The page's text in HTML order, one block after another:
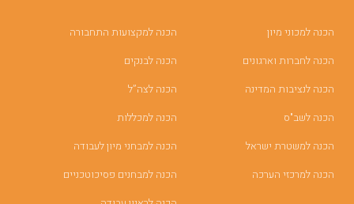
הכנה למכוני מיון
הכנה לחברות וארגונים
הכנה לנציבות המדינה
הכנה לשב"ס
הכנה למשטרת ישראל
הכנה למרכזי הערכה
הכנה למקצועות התחבורה
הכנה לבנקים
הכנה לצה”ל
הכנה למכללות
הכנה למבחני מיון לעבודה
הכנה למבחנים פסיכוטכניים